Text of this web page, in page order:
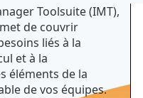
Toolsuite (IMT),
de couvrir
liés à la
et à la
éléments de la
de vos équipes.